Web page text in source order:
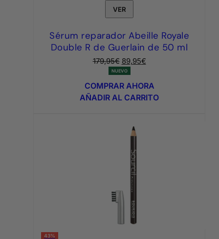
VER
Sérum reparador Abeille Royale
Double R de Guerlain de 50 ml
179,95€ El
precio
original
era:
179,95€.
89,95€El
actual
es:
89,95€.
NUEVO
COMPRAR AHORA
AÑADIR AL CARRITO
43%